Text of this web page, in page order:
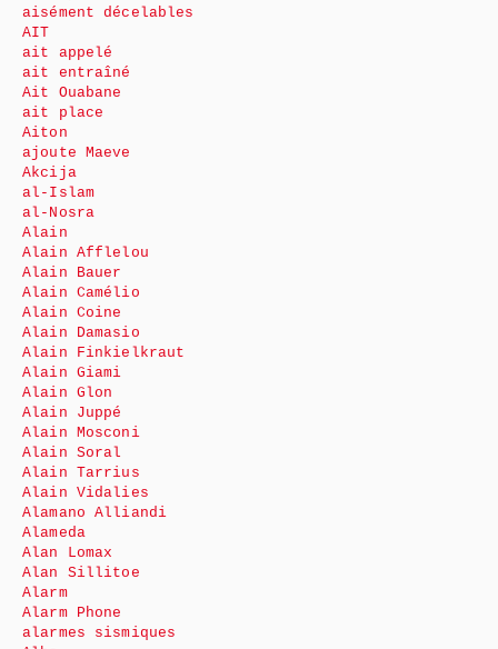
aisément décelables
AIT
ait appelé
ait entraîné
Ait Ouabane
ait place
Aiton
ajoute Maeve
Akcija
al-Islam
al-Nosra
Alain
Alain Afflelou
Alain Bauer
Alain Camélio
Alain Coine
Alain Damasio
Alain Finkielkraut
Alain Giami
Alain Glon
Alain Juppé
Alain Mosconi
Alain Soral
Alain Tarrius
Alain Vidalies
Alamano Alliandi
Alameda
Alan Lomax
Alan Sillitoe
Alarm
Alarm Phone
alarmes sismiques